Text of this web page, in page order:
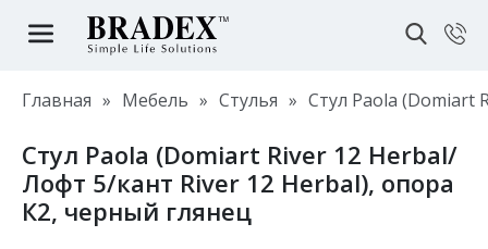
Главная » Мебель » Стулья » Стул Paola (Domiart
Стул Paola (Domiart River 12 Herbal/
Лофт 5/кант River 12 Herbal), опора
К2, черный глянец